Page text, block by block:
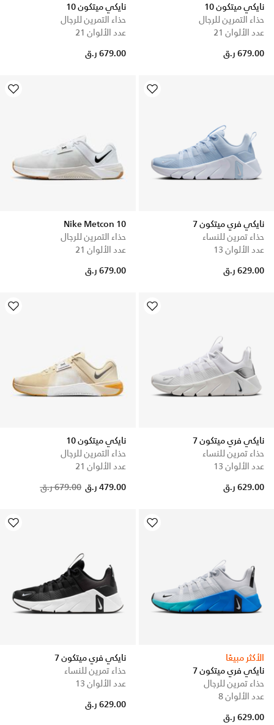
نايكي ميتكون 10
حذاء التمرين للرجال
عدد الألوان 21
679.00 ر.ق
نايكي ميتكون 10
حذاء التمرين للرجال
عدد الألوان 21
679.00 ر.ق
نايكي فري ميتكون 7
حذاء تمرين للنساء
عدد الألوان 13
629.00 ر.ق
Nike Metcon 10
حذاء التمرين للرجال
عدد الألوان 21
679.00 ر.ق
نايكي فري ميتكون 7
حذاء تمرين للنساء
عدد الألوان 13
629.00 ر.ق
نايكي ميتكون 10
حذاء التمرين للرجال
عدد الألوان 21
Price reduced from
679.00 ر.ق 479.00 ر.ق
الأكثر مبيعًا
نايكي فري ميتكون 7
حذاء تمرين للرجال
عدد الألوان 8
629.00 ر.ق
نايكي فري ميتكون 7
حذاء تمرين للنساء
عدد الألوان 13
629.00 ر.ق